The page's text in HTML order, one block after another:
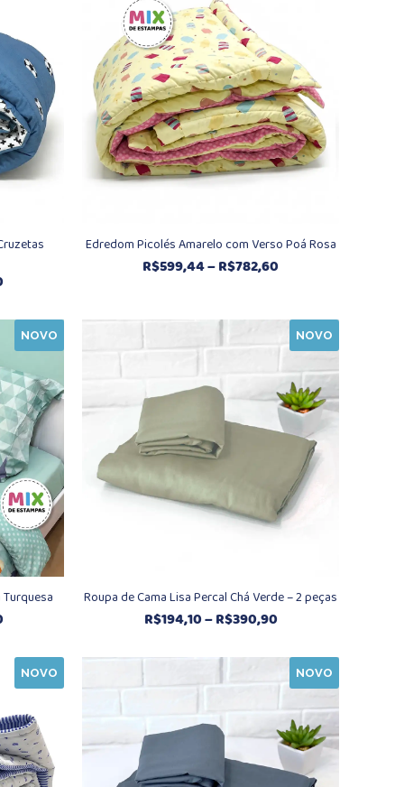
R$462,00
preço:
R$599,44
R$782,60
Edredom Picolés Amarelo com Verso Poá Rosa
R$599,44–R$782,60
R$599,44
através
NOVO
preço:
R$599,44
R$782,60
NOVO
Roupa de Cama Lisa Percal Chá Verde – 2 peças
R$194,10–R$390,90Faixa
preço:
R$194,10
através
R$390,90
NOVO NOVO